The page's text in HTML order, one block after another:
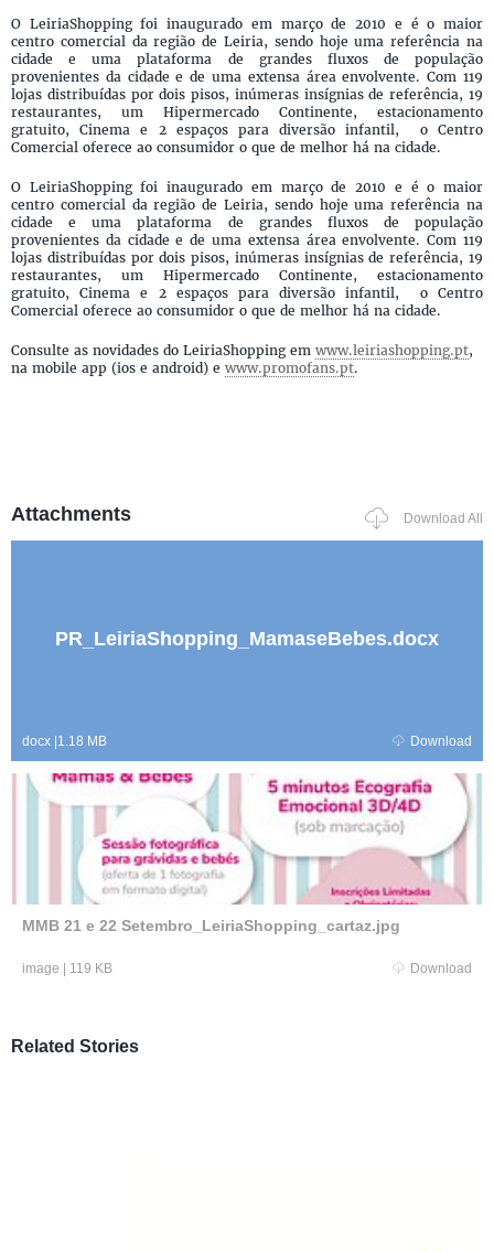
O LeiriaShopping foi inaugurado em março de 2010 e é o maior
centro comercial da região de Leiria, sendo hoje uma referência na
cidade e uma plataforma de grandes fluxos de população
provenientes da cidade e de uma extensa área envolvente. Com 119
lojas distribuídas por dois pisos, inúmeras insígnias de referência, 19
restaurantes, um Hipermercado Continente, estacionamento
gratuito, Cinema e 2 espaços para diversão infantil, o Centro
Comercial oferece ao consumidor o que de melhor há na cidade.
O LeiriaShopping foi inaugurado em março de 2010 e é o maior
centro comercial da região de Leiria, sendo hoje uma referência na
cidade e uma plataforma de grandes fluxos de população
provenientes da cidade e de uma extensa área envolvente. Com 119
lojas distribuídas por dois pisos, inúmeras insígnias de referência, 19
restaurantes, um Hipermercado Continente, estacionamento
gratuito, Cinema e 2 espaços para diversão infantil, o Centro
Comercial oferece ao consumidor o que de melhor há na cidade.
Consulte as novidades do LeiriaShopping em www.leiriashopping.pt,
na mobile app (ios e android) e www.promofans.pt.
Attachments Download All
PR_LeiriaShopping_MamaseBebes.docx
docx |1.18 MB Download
MMB 21 e 22 Setembro_LeiriaShopping_cartaz.jpg
image | 119 KB Download
Related Stories